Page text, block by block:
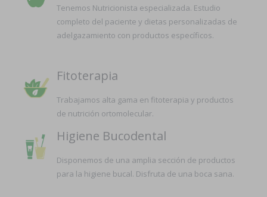
Tenemos Nutricionista especializada. Estudio
completo del paciente y dietas personalizadas de
adelgazamiento con productos específicos.
Fitoterapia
Trabajamos alta gama en fitoterapia y productos
de nutrición ortomolecular.
Higiene Bucodental
Disponemos de una amplia sección de productos
para la higiene bucal. Disfruta de una boca sana.